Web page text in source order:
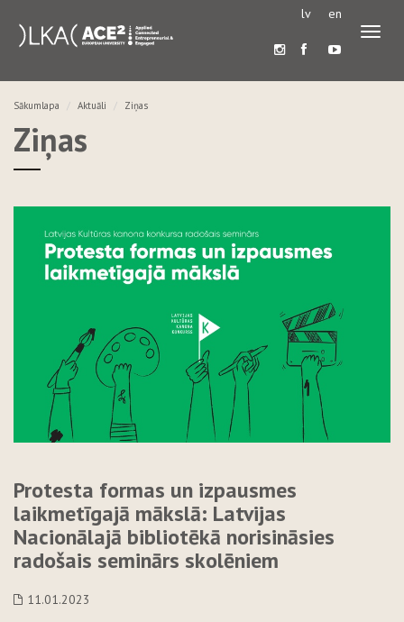
lv en
Sākumlapa Aktuāli Ziņas
Ziņas
Protesta formas un izpausmes
laikmetīgajā mākslā: Latvijas
Nacionālajā bibliotēkā norisināsies
radošais seminārs skolēniem
11.01.2023